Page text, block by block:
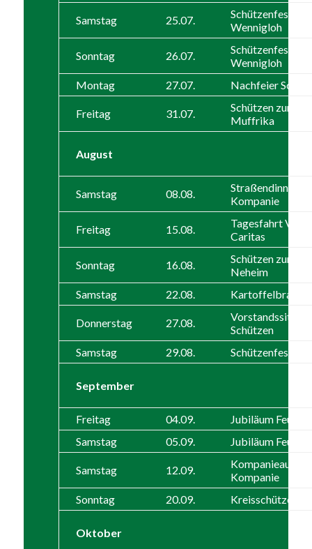
Samstag 25.07.
Schützenfest in
Wennigloh
Sonntag 26.07.
Schützenfest in
Wennigloh
Montag
27.07. Nachfeier
Freitag 31.07.
Schützen zum SF
Muffrika
August
Samstag 08.08.
Straßendinner 2.
Kompanie
Freitag 15.08.
Tagesfahrt VdK /
Caritas
Sonntag 16.08.
Schützen zum SF
Neheim
Samstag
22.08. Kartoffelbraten
Donnerstag 27.08.
Schützen
Samstag
29.08.
September
Freitag 04.09.
Jubiläum
Samstag
05.09. Jubiläum
Samstag 12.09.
Kompanie
Sonntag
20.09.
Oktober